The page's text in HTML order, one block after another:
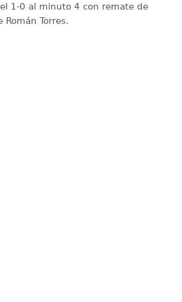
1-0 al minuto 4 con remate de
Román Torres.